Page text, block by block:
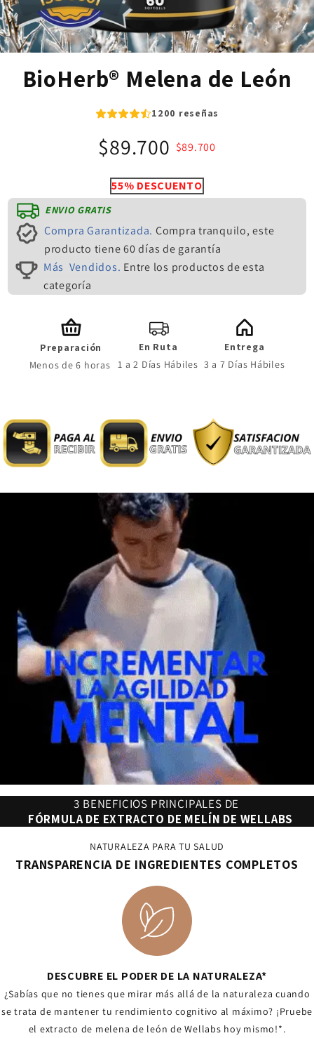
BioHerb® Melena de León
1200 reseñas
$89.700 $89.700
55% DESCUENTO
ENVIO GRATIS
Compra Garantizada. Compra tranquilo, este
producto tiene 60 días de garantía
Más Vendidos. Entre los productos de esta
categoría
Preparación
Menos de 6 horas
En Ruta
1 a 2 Días Hábiles
Entrega
3 a 7 Días Hábiles
3 BENEFICIOS PRINCIPALES DE
FÓRMULA DE EXTRACTO DE MELÍN DE WELLABS
NATURALEZA PARA TU SALUD
TRANSPARENCIA DE INGREDIENTES COMPLETOS
DESCUBRE EL PODER DE LA NATURALEZA*
¿Sabías que no tienes que mirar más allá de la naturaleza cuando
se trata de mantener tu rendimiento cognitivo al máximo? ¡Pruebe
el extracto de melena de león de Wellabs hoy mismo!*.